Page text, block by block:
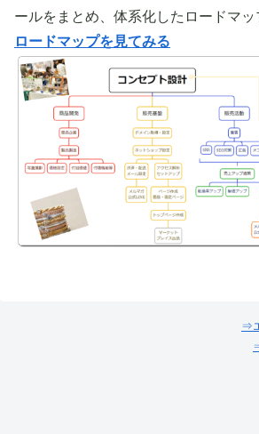
ールをまとめ、体系化したロードマッ
ロードマップを見てみる
⇒